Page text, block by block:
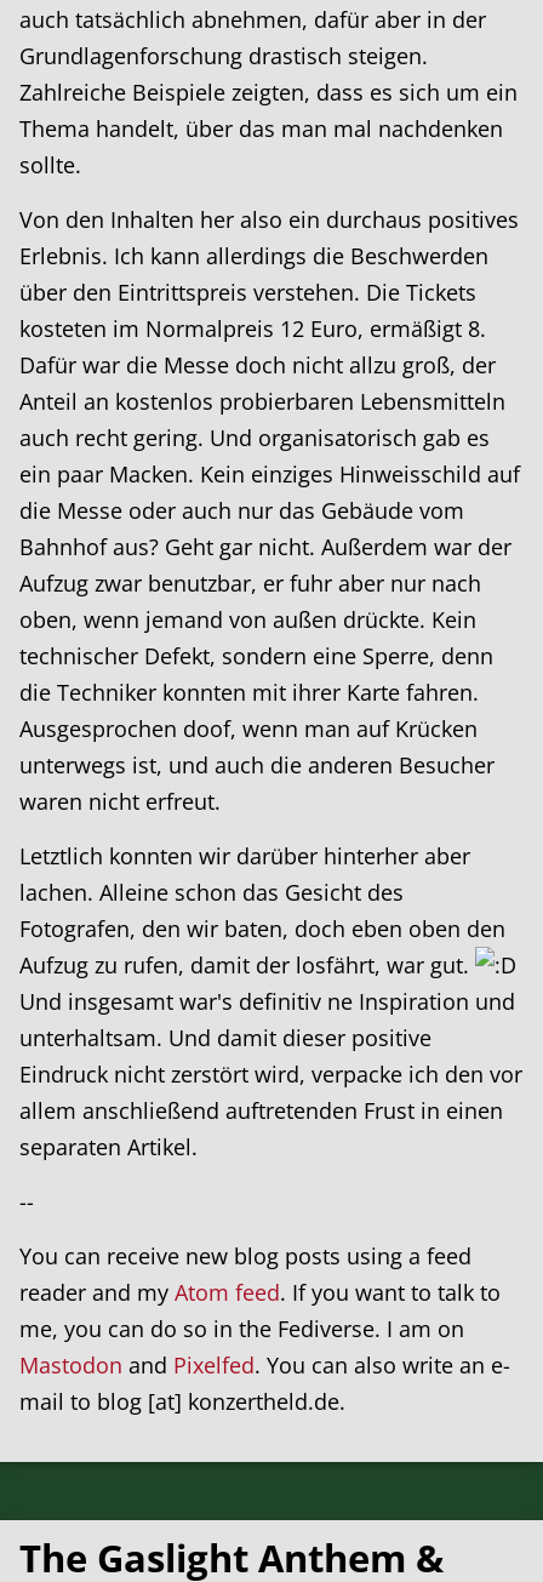
auch tatsächlich abnehmen, dafür aber in der
Grundlagenforschung drastisch steigen.
Zahlreiche Beispiele zeigten, dass es sich um ein
Thema handelt, über das man mal nachdenken
sollte.
Von den Inhalten her also ein durchaus positives
Erlebnis. Ich kann allerdings die Beschwerden
über den Eintrittspreis verstehen. Die Tickets
kosteten im Normalpreis 12 Euro, ermäßigt 8.
Dafür war die Messe doch nicht allzu groß, der
Anteil an kostenlos probierbaren Lebensmitteln
auch recht gering. Und organisatorisch gab es
ein paar Macken. Kein einziges Hinweisschild auf
die Messe oder auch nur das Gebäude vom
Bahnhof aus? Geht gar nicht. Außerdem war der
Aufzug zwar benutzbar, er fuhr aber nur nach
oben, wenn jemand von außen drückte. Kein
technischer Defekt, sondern eine Sperre, denn
die Techniker konnten mit ihrer Karte fahren.
Ausgesprochen doof, wenn man auf Krücken
unterwegs ist, und auch die anderen Besucher
waren nicht erfreut.
Letztlich konnten wir darüber hinterher aber
lachen. Alleine schon das Gesicht des
Fotografen, den wir baten, doch eben oben den
Aufzug zu rufen, damit der losfährt, war gut.
Und insgesamt war's definitiv ne Inspiration und
unterhaltsam. Und damit dieser positive
Eindruck nicht zerstört wird, verpacke ich den vor
allem anschließend auftretenden Frust in einen
separaten Artikel.
--
You can receive new blog posts using a feed
reader and my Atom feed. If you want to talk to
me, you can do so in the Fediverse. I am on
Mastodon and Pixelfed. You can also write an e-
mail to blog [at] konzertheld.de.
The Gaslight Anthem &